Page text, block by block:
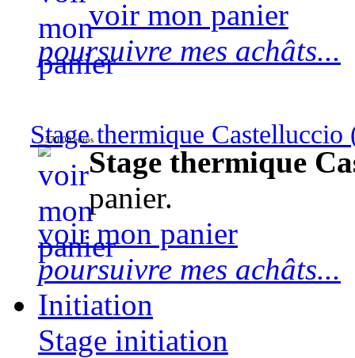
voir mon panier
poursuivre mes achâts...
Stage thermique Castelluccio
570,00 euros
Stage thermique
panier.
voir mon panier
poursuivre mes achâts...
Initiation
Stage initiation